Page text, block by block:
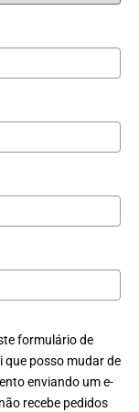
formulário de
que posso mudar de
enviando um e-
recebe pedidos